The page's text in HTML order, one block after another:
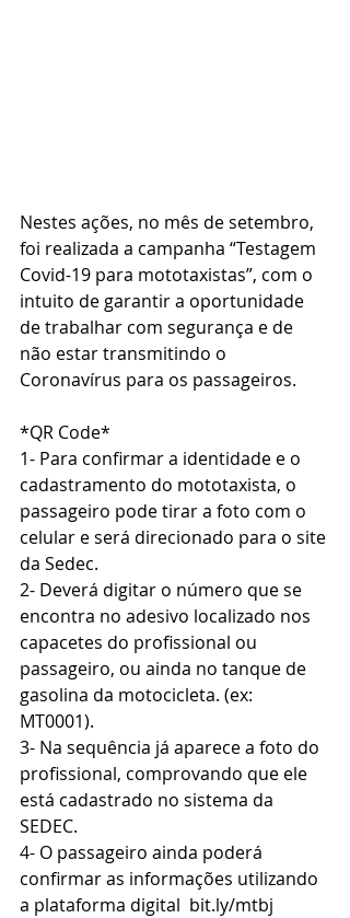
Nestes ações, no mês de setembro,
foi realizada a campanha “Testagem
Covid-19 para mototaxistas”, com o
intuito de garantir a oportunidade
de trabalhar com segurança e de
não estar transmitindo o
Coronavírus para os passageiros.
*QR Code*
1- Para confirmar a identidade e o
cadastramento do mototaxista, o
passageiro pode tirar a foto com o
celular e será direcionado para o site
da Sedec.
2- Deverá digitar o número que se
encontra no adesivo localizado nos
capacetes do profissional ou
passageiro, ou ainda no tanque de
gasolina da motocicleta. (ex:
MT0001).
3- Na sequência já aparece a foto do
profissional, comprovando que ele
está cadastrado no sistema da
SEDEC.
4- O passageiro ainda poderá
confirmar as informações utilizando
a plataforma digital  bit.ly/mtbj